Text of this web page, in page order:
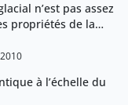
n’est pas assez
propriétés de la
du zéro absolu
à l’échelle du